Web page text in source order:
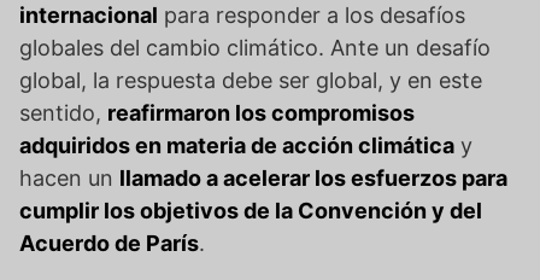
internacional para responder a los desafíos
globales del cambio climático. Ante un desafío
global, la respuesta debe ser global, y en este
sentido, reafirmaron los compromisos
adquiridos en materia de acción climática y
hacen un llamado a acelerar los esfuerzos para
cumplir los objetivos de la Convención y del
Acuerdo de París.